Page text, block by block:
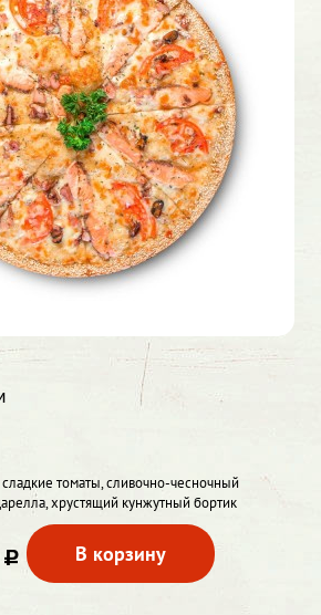
томаты, сливочно-чесночный
хрустящий кунжутный бортик
c В корзину